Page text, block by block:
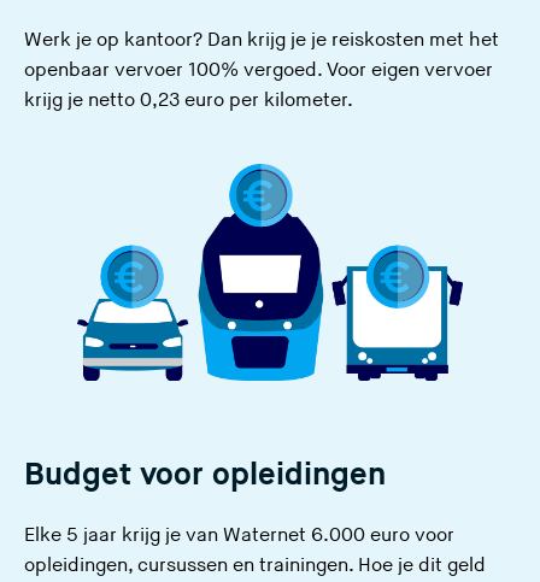
Werk je op kantoor? Dan krijg je je reiskosten met het
openbaar vervoer 100% vergoed. Voor eigen vervoer
krijg je netto 0,23 euro per kilometer.
Budget voor opleidingen
Elke 5 jaar krijg je van Waternet 6.000 euro voor
opleidingen, cursussen en trainingen. Hoe je dit geld